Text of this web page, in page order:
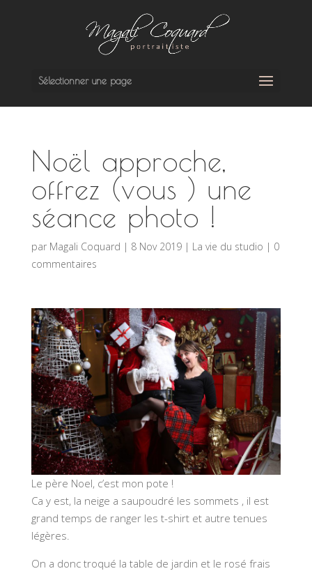
Sélectionner une page
Noël approche,
offrez (vous ) une
séance photo !
par Magali Coquard | 8 Nov 2019| La vie du studio | 0
commentaires
Le père Noel, c’est mon pote !
Ca y est, la neige a saupoudré les sommets , il est
grand temps de ranger les t-shirt et autre tenues
légères.
On a donc troqué la table de jardin et le rosé frais